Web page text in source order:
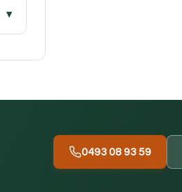
0493 08 93 59